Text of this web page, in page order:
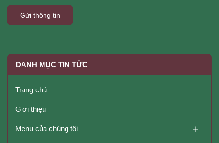
Gửi thông tin
DANH MỤC TIN TỨC
Trang chủ
Giới thiệu
Menu của chúng tôi